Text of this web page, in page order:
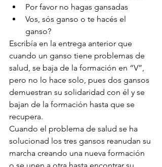
Por favor no hagas gansadas
Vos, sós ganso o te hacés el
ganso?
Escribía en la entrega anterior que
cuando un ganso tiene problemas de
salud, se baja de la formación en “V”,
pero no lo hace solo, pues dos gansos
demuestran su solidaridad con él y se
bajan de la formación hasta que se
recupera.
Cuando el problema de salud se ha
solucionad los tres gansos reanudan su
marcha creando una nueva formación
o se unen a otra hasta encontrar su